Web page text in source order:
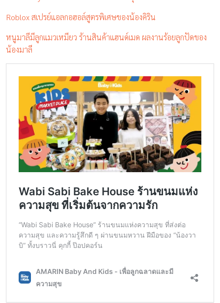
Roblox สเปรย์แอลกอฮอล์สูตรพิเศษของน้องคิริน
หนูมาลีมีลูกแมวเหมียว ร้านสินค้าแฮนด์เมด ผลงานร้อยลูกปัดของ
น้องมาลี